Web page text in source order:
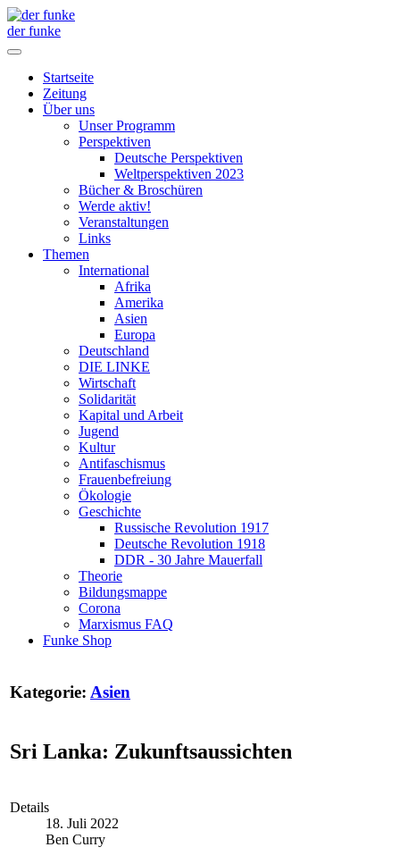
der funke
Startseite
Zeitung
Über uns
Unser Programm
Perspektiven
Deutsche Perspektiven
Weltperspektiven 2023
Bücher & Broschüren
Werde aktiv!
Veranstaltungen
Links
Themen
International
Afrika
Amerika
Asien
Europa
Deutschland
DIE LINKE
Wirtschaft
Solidarität
Kapital und Arbeit
Jugend
Kultur
Antifaschismus
Frauenbefreiung
Ökologie
Geschichte
Russische Revolution 1917
Deutsche Revolution 1918
DDR - 30 Jahre Mauerfall
Theorie
Bildungsmappe
Corona
Marxismus FAQ
Funke Shop
Kategorie: Asien
Sri Lanka: Zukunftsaussichten
Details
18. Juli 2022
Ben Curry